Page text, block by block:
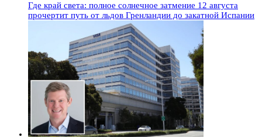
Где край света: полное солнечное затмение 12 августа
прочертит путь от льдов Гренландии до закатной Испании